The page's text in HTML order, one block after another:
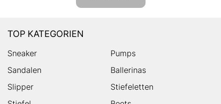
TOP KATEGORIEN
Sneaker
Pumps
Sandalen
Ballerinas
Slipper
Stiefeletten